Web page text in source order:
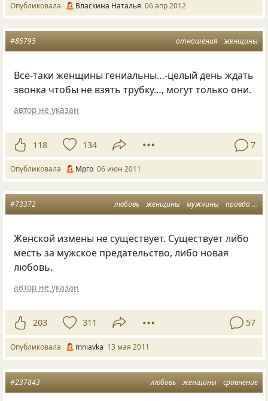
Опубликовала Власкина Наталья 06 апр 2012
отношения женщины
#85795
Всё-таки женщины гениальны…-целый день ждать
звонка чтобы не взять трубку…, могут только они.
автор не указан
118 134 7
Опубликовала Мрго 06 июн 2011
любовь женщины мужчины правда
#73372
Женской измены не существует. Существует либо
месть за мужское предательство, либо новая
любовь.
автор не указан
203 311 57
Опубликовала mniavka 13 мая 2011
любовь женщины сравнение
#237843